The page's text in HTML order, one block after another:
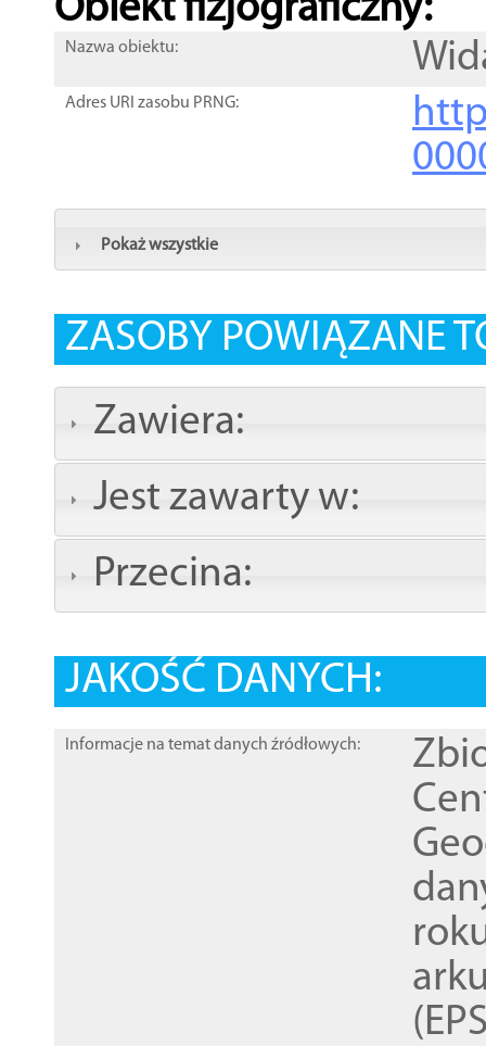
Obiekt fizjograficzny:
Nazwa obiektu:
Adres URI zasobu PRNG:
Pokaż wszystkie
ZASOBY POWIĄZANE
Zawiera:
Jest zawarty w:
Przecina:
JAKOŚĆ DANYCH:
Informacje na temat danych źródłowych: